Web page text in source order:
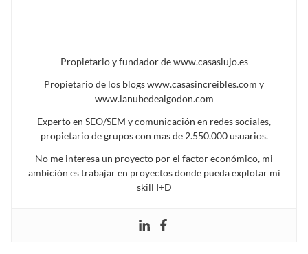
Propietario y fundador de www.casaslujo.es
Propietario de los blogs www.casasincreibles.com y
www.lanubedealgodon.com
Experto en SEO/SEM y comunicación en redes sociales,
propietario de grupos con mas de 2.550.000 usuarios.
No me interesa un proyecto por el factor económico, mi
ambición es trabajar en proyectos donde pueda explotar mi
skill I+D